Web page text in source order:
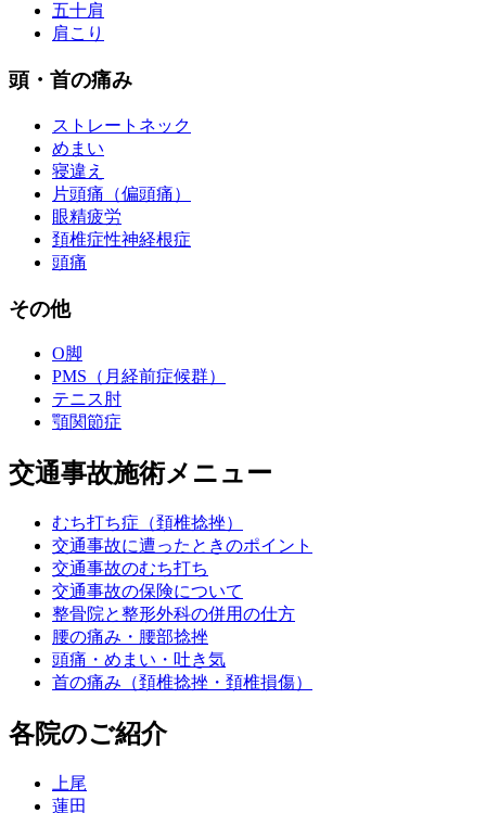
五十肩
肩こり
頭・首の痛み
ストレートネック
めまい
寝違え
片頭痛（偏頭痛）
眼精疲労
頚椎症性神経根症
頭痛
その他
O脚
PMS（月経前症候群）
テニス肘
顎関節症
交通事故施術メニュー
むち打ち症（頚椎捻挫）
交通事故に遭ったときのポイント
交通事故のむち打ち
交通事故の保険について
整骨院と整形外科の併用の仕方
腰の痛み・腰部捻挫
頭痛・めまい・吐き気
首の痛み（頚椎捻挫・頚椎損傷）
各院のご紹介
上尾
蓮田